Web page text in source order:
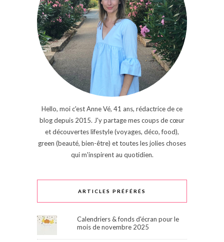
Hello, moi c'est Anne Vé, 41 ans, rédactrice de ce
blog depuis 2015. J'y partage mes coups de cœur
et découvertes lifestyle (voyages, déco, food),
green (beauté, bien-être) et toutes les jolies choses
qui m'inspirent au quotidien.
ARTICLES PRÉFÉRÉS
Calendriers & fonds d'écran pour le
mois de novembre 2025